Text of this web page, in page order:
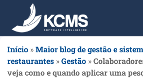
Início »Maior blog de gestão e
restaurantes »Gestão »
veja como e quando aplicar uma